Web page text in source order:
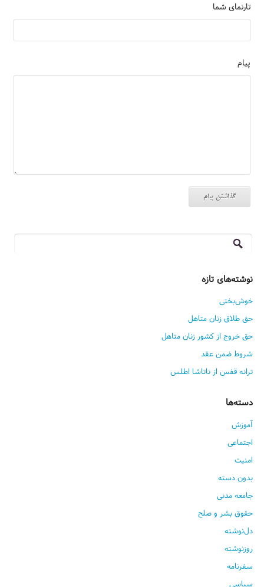
تارنمای شما
پیام
جستجو
برای:
نوشته‌های تازه
خوش‌بختی
حق طلاق زنان متاهل
حق خروج از کشور زنان متاهل
شروط ضمن عقد
ترانه قفس از ناتاشا اطلس
دسته‌ها
آموزش
اجتماعی
امنیت
بدون دسته
جامعه مدنی
حقوق بشر و صلح
دل‌نوشته
روزنوشته
سفرنامه
سیاسی